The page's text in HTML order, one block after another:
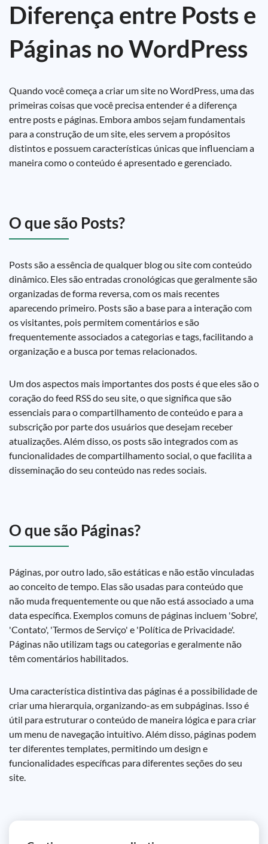
Diferença entre Posts e
Páginas no WordPress
Quando você começa a criar um site no WordPress, uma das
primeiras coisas que você precisa entender é a diferença
entre posts e páginas. Embora ambos sejam fundamentais
para a construção de um site, eles servem a propósitos
distintos e possuem características únicas que influenciam a
maneira como o conteúdo é apresentado e gerenciado.
O que são Posts?
Posts são a essência de qualquer blog ou site com conteúdo
dinâmico. Eles são entradas cronológicas que geralmente são
organizadas de forma reversa, com os mais recentes
aparecendo primeiro. Posts são a base para a interação com
os visitantes, pois permitem comentários e são
frequentemente associados a categorias e tags, facilitando a
organização e a busca por temas relacionados.
Um dos aspectos mais importantes dos posts é que eles são o
coração do feed RSS do seu site, o que significa que são
essenciais para o compartilhamento de conteúdo e para a
subscrição por parte dos usuários que desejam receber
atualizações. Além disso, os posts são integrados com as
funcionalidades de compartilhamento social, o que facilita a
disseminação do seu conteúdo nas redes sociais.
O que são Páginas?
Páginas, por outro lado, são estáticas e não estão vinculadas
ao conceito de tempo. Elas são usadas para conteúdo que
não muda frequentemente ou que não está associado a uma
data específica. Exemplos comuns de páginas incluem 'Sobre',
'Contato', 'Termos de Serviço' e 'Política de Privacidade'.
Páginas não utilizam tags ou categorias e geralmente não
têm comentários habilitados.
Uma característica distintiva das páginas é a possibilidade de
criar uma hierarquia, organizando-as em subpáginas. Isso é
útil para estruturar o conteúdo de maneira lógica e para criar
um menu de navegação intuitivo. Além disso, páginas podem
ter diferentes templates, permitindo um design e
funcionalidades específicas para diferentes seções do seu
site.